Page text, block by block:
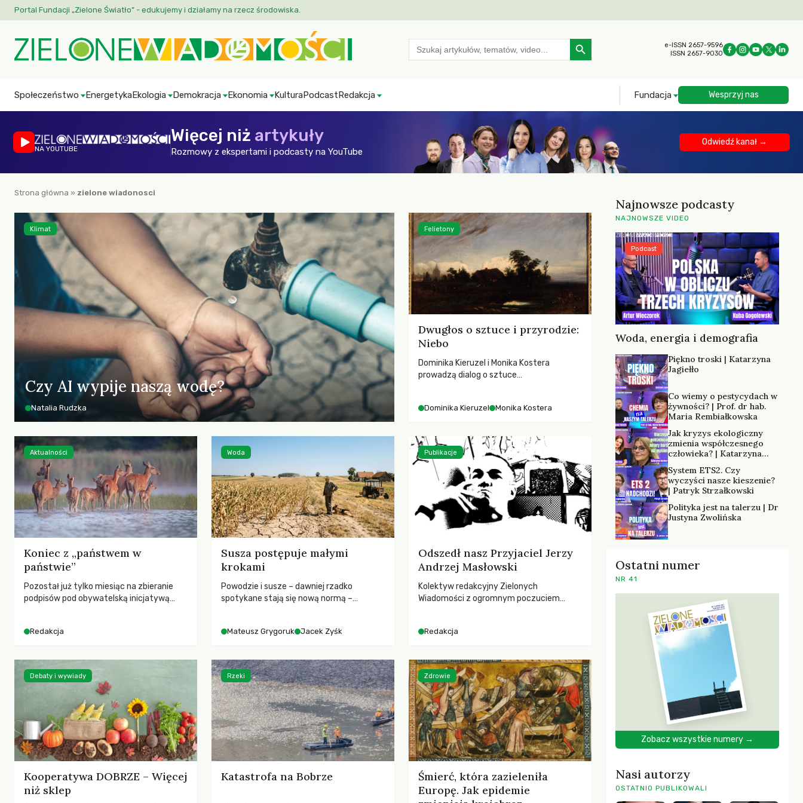
Portal Fundacji „Zielone Światło” - edukujemy i działamy na rzecz środowiska.
Search
for:
Search Button
e-ISSN 2657-9596
ISSN 2657-9030
Społeczeństwo EnergetykaEkologia Demokracja Ekonomia KulturaPodcastRedakcja Fundacja Wesprzyj nas
NA YOUTUBE
Więcej niż artykuły
Rozmowy z ekspertami i podcasty na YouTube
Odwiedź kanał →
Strona główna » zielone wiadonosci
Czy AI wypije naszą wodę?
Natalia Rudzka
Klimat
Dwugłos o sztuce i przyrodzie:
Niebo
Dominika Kieruzel i Monika Kostera
prowadzą dialog o sztuce
wrażliwość, odczuwanie przestrzeni oraz
Dominika Kieruzel Monika Kostera
Felietony
Koniec z „państwem w
państwie”
Pozostał już tylko miesiąc na zbieranie
podpisów pod obywatelską inicjatywą
pełną mobilizację, ponieważ projekt
rozwiązania dla przyrody i zwierząt,
radykalnie zmieniając dotychczasowy
paradygmat funkcjonowania łowiectwa w
Polsce.
Redakcja
Aktualności
Susza postępuje małymi
krokami
Powodzie i susze – dawniej rzadko
spotykane stają się nową normą –
SGGW.
Mateusz Grygoruk Jacek Zyśk
Woda
Odszedł nasz Przyjaciel Jerzy
Andrzej Masłowski
Kolektyw redakcyjny Zielonych
Wiadomości z ogromnym poczuciem
kochanego Opiekuna, Mecenasa i Mentora.
Redakcja
Publikacje
Kooperatywa DOBRZE – Więcej
niż sklep
Debaty i wywiady
Katastrofa na Bobrze
Rzeki
Śmierć, która zazieleniła
Europę. Jak epidemie
Zdrowie
Najnowsze podcasty
NAJNOWSZE VIDEO
Woda, energia i demografia
Podcast
Piękno troski | Katarzyna
Jagiełło
Co wiemy o pestycydach w
żywności? | Prof. dr hab.
Maria Rembiałkowska
Jak kryzys ekologiczny
zmienia współczesnego
człowieka? | Katarzyna
System ETS2. Czy
wyczyści nasze kieszenie?
| Patryk Strzałkowski
Polityka jest na talerzu | Dr
Justyna Zwolińska
Ostatni numer
NR 41
Zobacz wszystkie numery →
Nasi autorzy
OSTATNIO PUBLIKOWALI